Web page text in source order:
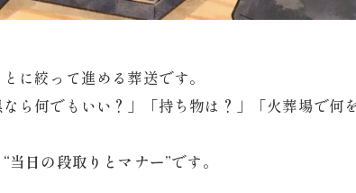
に絞って進める葬送です。
ら何でもいい？」「持ち物は？」「火葬場で
“当日の段取りとマナー”です。